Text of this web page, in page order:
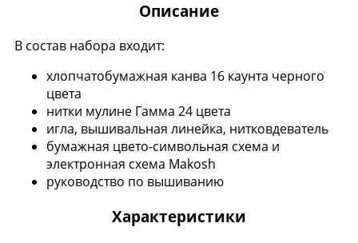
Описание
В состав набора входит:
хлопчатобумажная канва 16 каунта черного
цвета
нитки мулине Гамма 24 цвета
игла, вышивальная линейка, нитковдеватель
бумажная цвето-символьная схема и
электронная схема Makosh
руководство по вышиванию
Характеристики